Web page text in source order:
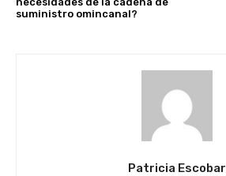
suministro omincanal?
Patricia Escobar